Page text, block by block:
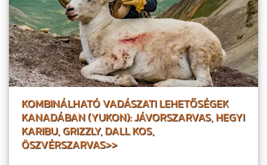
KOMBINÁLHATÓ VADÁSZATI LEHETŐSÉGEK
KANADÁBAN (YUKON): JÁVORSZARVAS, HEGYI
KARIBU, GRIZZLY, DALL KOS,
ÖSZVÉRSZARVAS>>